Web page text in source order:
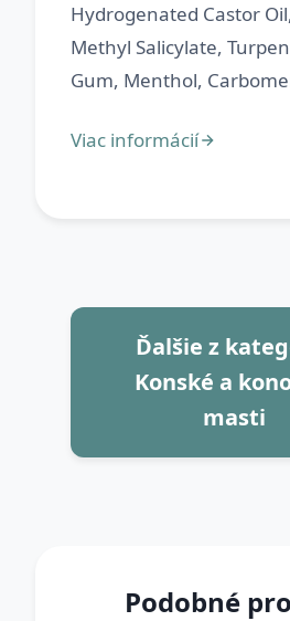
Hydrogenated Castor
Methyl Salicylate,
Ďalšie z
Konské a
masti
Podobné